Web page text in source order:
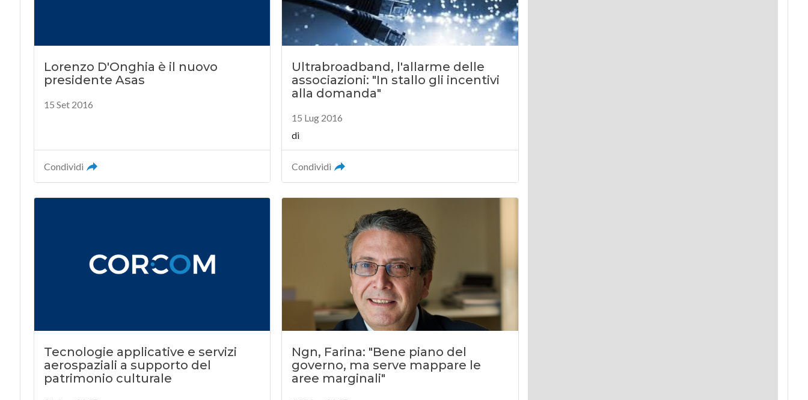
Lorenzo D'Onghia è il nuovo
presidente Asas
15 Set 2016
Condividi
Ultrabroadband, l'allarme delle
associazioni: "In stallo gli incentivi
alla domanda"
15 Lug 2016
di
Condividi
Tecnologie applicative e servizi
aerospaziali a supporto del
patrimonio culturale
Ngn, Farina: "Bene piano del
governo, ma serve mappare le
aree marginali"